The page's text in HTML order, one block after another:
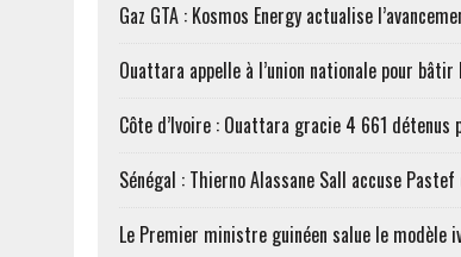
Gaz GTA : Kosmos Energy actualise
Ouattara appelle à l’union nationale pour bâtir
Côte d’Ivoire : Ouattara gracie 4 661 détenus
Sénégal : Thierno Alassane Sall accuse Pastef
Le Premier ministre guinéen salue le modèle